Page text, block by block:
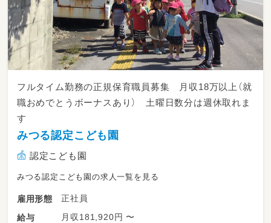
フルタイム勤務の正規保育職員募集 月収18万以上（就
職おめでとうボーナスあり） 土曜日数分は週休取れま
す
みつる認定こども園
認定こども園
みつる認定こども園の求人一覧を見る
雇用形態
正社員
給与
月収181,920円 〜